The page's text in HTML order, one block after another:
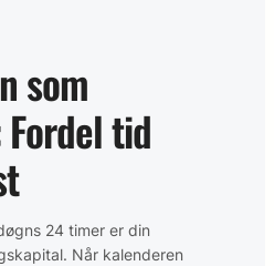
som
tid
24 timer er din
Når kalenderen